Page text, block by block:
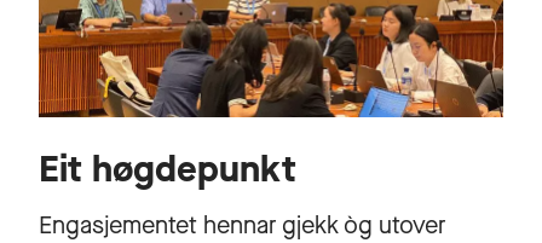
Eit høgdepunkt
Engasjementet hennar gjekk òg utover